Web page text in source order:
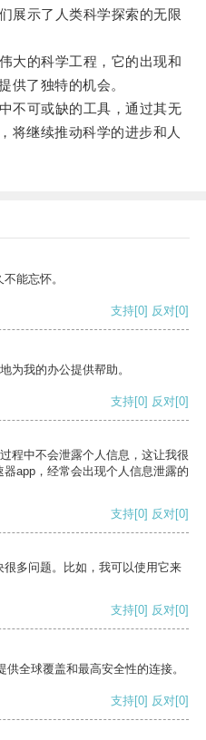
示了人类科学探索的无限
的科学工程，它的出现和
供了独特的机会。
可或缺的工具，通过其无
将继续推动科学的进步和人
能忘怀。
支持[0] 反对[0]
为我的办公提供帮助。
支持[0] 反对[0]
程中不会泄露个人信息，这让我很
app，经常会出现个人信息泄露的
支持[0] 反对[0]
多问题。比如，我可以使用它来
支持[0] 反对[0]
全球覆盖和最高安全性的连接。
支持[0] 反对[0]